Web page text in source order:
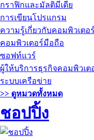
กราฟิกและมัลติมีเดีย
การเขียนโปรแกรม
ความรู้เกี่ยวกับคอมพิวเตอร์
คอมพิวเตอร์มือถือ
ซอฟท์แวร์
ผู้ให้บริการธุรกิจคอมพิวเต
ระบบเครือข่าย
>> ดูหมวดทั้งหมด
ชอปปิ้ง